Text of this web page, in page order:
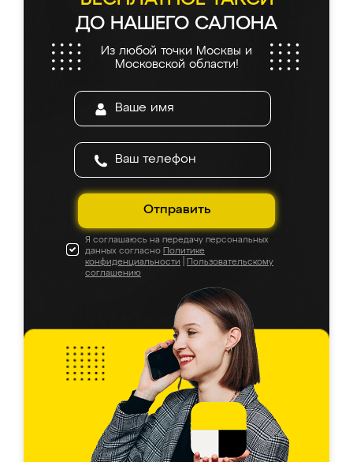
ДО НАШЕГО САЛОНА
Из любой точки Москвы и
Московской области!
Отправить
Я соглашаюсь на передачу персональных
данных согласно Политике
конфиденциальности
Пользовательскому
соглашению